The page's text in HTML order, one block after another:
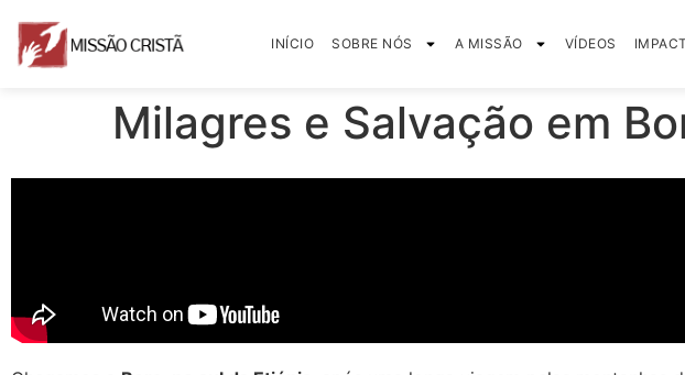
INÍCIO SOBRE NÓS A MISSÃO VÍDEOS
Milagres e Salvação em